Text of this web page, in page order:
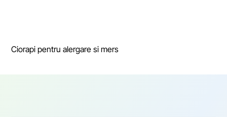
Ciorapi pentru alergare si mers